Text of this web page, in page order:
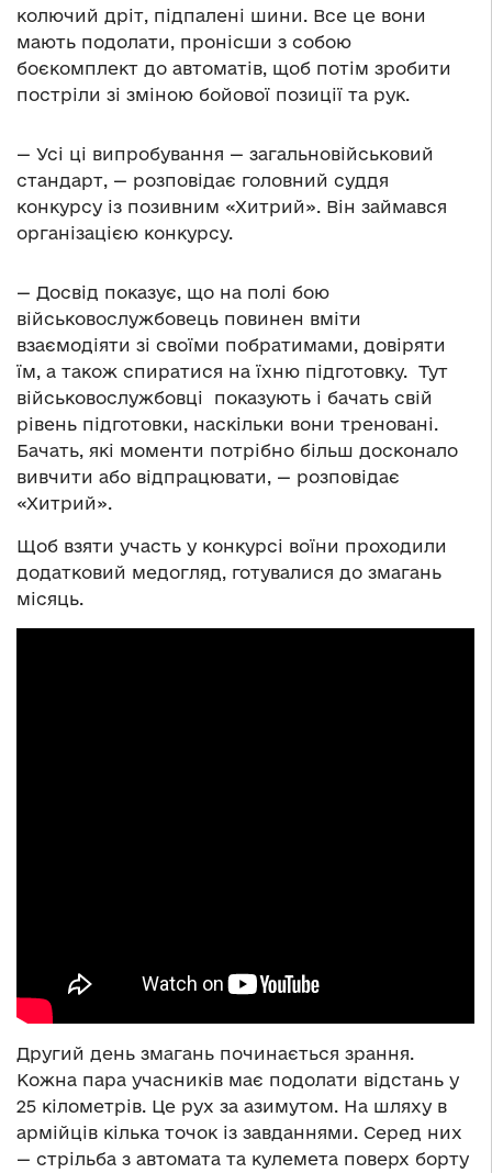
колючий дріт, підпалені шини. Все це вони
мають подолати, пронісши з собою
боєкомплект до автоматів, щоб потім зробити
постріли зі зміною бойової позиції та рук.
— Усі ці випробування — загальновійськовий
стандарт, — розповідає головний суддя
конкурсу із позивним «Хитрий». Він займався
організацією конкурсу.
— Досвід показує, що на полі бою
військовослужбовець повинен вміти
взаємодіяти зі своїми побратимами, довіряти
їм, а також спиратися на їхню підготовку. Тут
військовослужбовці показують і бачать свій
рівень підготовки, наскільки вони треновані.
Бачать, які моменти потрібно більш досконало
вивчити або відпрацювати, — розповідає
«Хитрий».
Щоб взяти участь у конкурсі воїни проходили
додатковий медогляд, готувалися до змагань
місяць.
Другий день змагань починається зрання.
Кожна пара учасників має подолати відстань у
25 кілометрів. Це рух за азимутом. На шляху в
армійців кілька точок із завданнями. Серед них
— стрільба з автомата та кулемета поверх борту